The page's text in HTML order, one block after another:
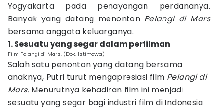
Yogyakarta pada penayangan perdananya.
Banyak yang datang menonton Pelangi di Mars
bersama anggota keluarganya.
1. Sesuatu yang segar dalam perfilman
Film Pelangi di Mars. (Dok. Istimewa)
Salah satu penonton yang datang bersama
anaknya, Putri turut mengapresiasi film Pelangi di
Mars. Menurutnya kehadiran film ini menjadi
sesuatu yang segar bagi industri film di Indonesia